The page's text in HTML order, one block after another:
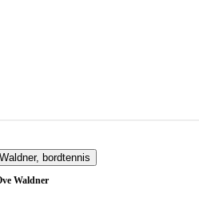
bordtennis
Waldner